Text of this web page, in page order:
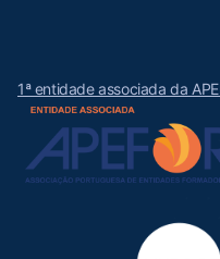
1ª entidade associada da